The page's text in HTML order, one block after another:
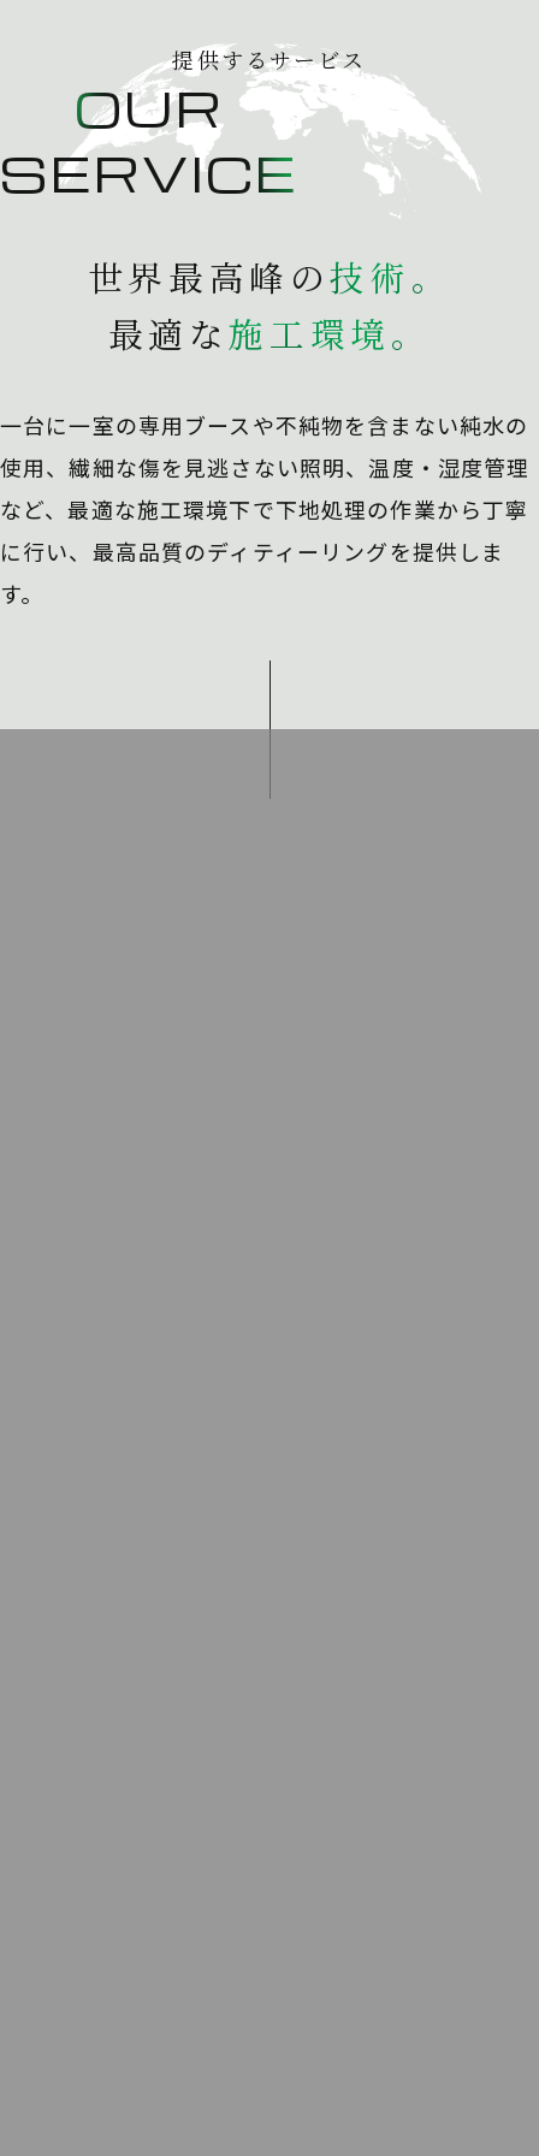
提供するサービス
OUR
SERVICE
世界最高峰の技術。
最適な施 工環境。
一台に一室の専用ブースや不純物を含まない純水の
使用、繊細な傷を見逃さない照明、温度・湿度管理
など、最適な施工環境下で下地処理の作業から丁寧
に行い、 最高品質のディティーリングを提供しま
す。